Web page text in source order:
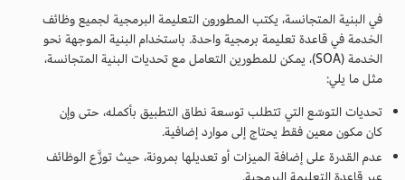
في البنية المتجانسة، يكتب المطورون التعليمة البرمجية لجميع وظائف
الخدمة في قاعدة تعليمة برمجية واحدة. باستخدام البنية الموجهة نحو
الخدمة (SOA)، يمكن للمطورين التعامل مع تحديات البنية المتجانسة،
مثل ما يلي:
تحديات التوسّع التي تتطلب توسعة نطاق التطبيق بأكمله، حتى وإن
كان مكون معين فقط يحتاج إلى موارد إضافية.
عدم القدرة على إضافة الميزات أو تعديلها بمرونة، حيث توزَّع الوظائف